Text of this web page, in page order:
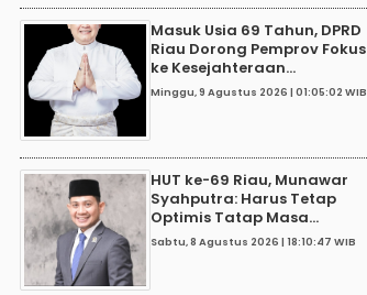
Masuk Usia 69 Tahun, DPRD
Riau Dorong Pemprov Fokus
ke Kesejahteraan...
Minggu, 9 Agustus 2026 | 01:05:02 WIB
HUT ke-69 Riau, Munawar
Syahputra: Harus Tetap
Optimis Tatap Masa...
Sabtu, 8 Agustus 2026 | 18:10:47 WIB